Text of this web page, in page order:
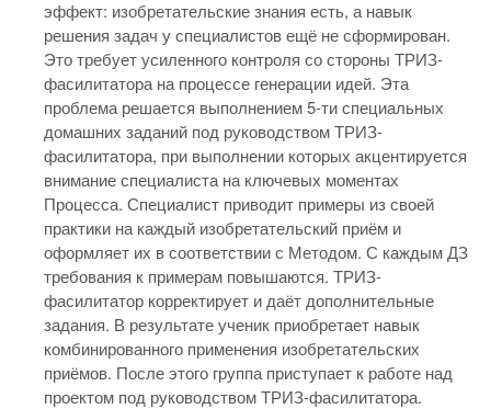
эффект: изобретательские знания есть, а навык
решения задач у специалистов ещё не сформирован.
Это требует усиленного контроля со стороны ТРИЗ-
фасилитатора на процессе генерации идей. Эта
проблема решается выполнением 5-ти специальных
домашних заданий под руководством ТРИЗ-
фасилитатора, при выполнении которых акцентируется
внимание специалиста на ключевых моментах
Процесса. Специалист приводит примеры из своей
практики на каждый изобретательский приём и
оформляет их в соответствии с Методом. С каждым ДЗ
требования к примерам повышаются. ТРИЗ-
фасилитатор корректирует и даёт дополнительные
задания. В результате ученик приобретает навык
комбинированного применения изобретательских
приёмов. После этого группа приступает к работе над
проектом под руководством ТРИЗ-фасилитатора.